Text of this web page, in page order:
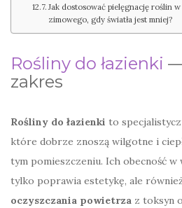
Jak dostosować pielęgnację roślin
zimowego, gdy światła jest mniej?
Rośliny do łazienki
zakres
Rośliny do łazienki to
które dobrze znoszą wilgotne i
tym pomieszczeniu. Ich obecność
tylko poprawia estetykę, ale
oczyszczania powietrza z toksyn